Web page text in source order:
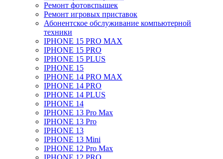
Ремонт фотовспышек
Ремонт игровых приставок
Абонентское обслуживание компьютерной
техники
IPHONE 15 PRO MAX
IPHONE 15 PRO
IPHONE 15 PLUS
IPHONE 15
IPHONE 14 PRO MAX
IPHONE 14 PRO
IPHONE 14 PLUS
IPHONE 14
IPHONE 13 Pro Max
IPHONE 13 Pro
IPHONE 13
IPHONE 13 Mini
IPHONE 12 Pro Max
IPHONE 12 PRO